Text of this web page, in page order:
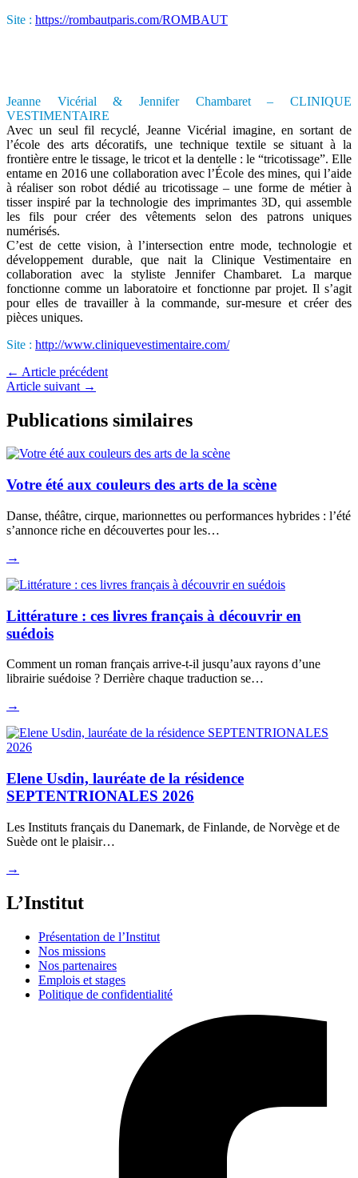
Site : https://rombautparis.com/ROMBAUT
Jeanne Vicérial & Jennifer Chambaret – CLINIQUE
VESTIMENTAIRE
Avec un seul fil recyclé, Jeanne Vicérial imagine, en sortant de
l’école des arts décoratifs, une technique textile se situant à la
frontière entre le tissage, le tricot et la dentelle : le “tricotissage”. Elle
entame en 2016 une collaboration avec l’École des mines, qui l’aide
à réaliser son robot dédié au tricotissage – une forme de métier à
tisser inspiré par la technologie des imprimantes 3D, qui assemble
les fils pour créer des vêtements selon des patrons uniques
numérisés.
C’est de cette vision, à l’intersection entre mode, technologie et
développement durable, que nait la Clinique Vestimentaire en
collaboration avec la styliste Jennifer Chambaret. La marque
fonctionne comme un laboratoire et fonctionne par projet. Il s’agit
pour elles de travailler à la commande, sur-mesure et créer des
pièces uniques.
Site : http://www.cliniquevestimentaire.com/
← Article précédent
Article suivant →
Publications similaires
Votre été aux couleurs des arts de la scène
Danse, théâtre, cirque, marionnettes ou performances hybrides : l’été
s’annonce riche en découvertes pour les…
→
Littérature : ces livres français à découvrir en
suédois
Comment un roman français arrive-t-il jusqu’aux rayons d’une
librairie suédoise ? Derrière chaque traduction se…
→
Elene Usdin, lauréate de la résidence
SEPTENTRIONALES 2026
Les Instituts français du Danemark, de Finlande, de Norvège et de
Suède ont le plaisir…
→
L’Institut
Présentation de l’Institut
Nos missions
Nos partenaires
Emplois et stages
Politique de confidentialité